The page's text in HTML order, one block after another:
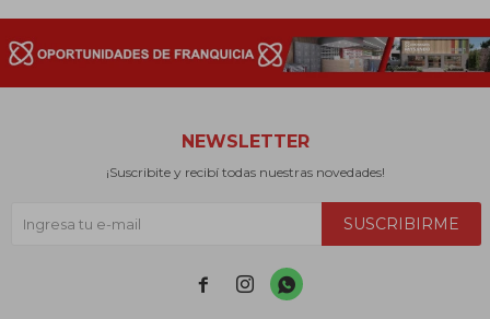
NEWSLETTER
¡Suscribite y recibí todas nuestras novedades!
SUSCRIBIRME
  